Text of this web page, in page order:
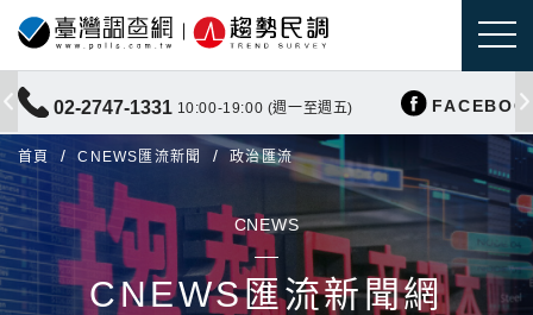
02-2747-1331 10:00-19:00 (週一至週五)
首頁 CNEWS匯流新聞 政治匯流
CNEWS
CNEWS匯流新聞網